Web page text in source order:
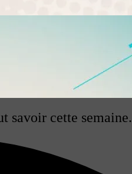
savoir cette semaine.